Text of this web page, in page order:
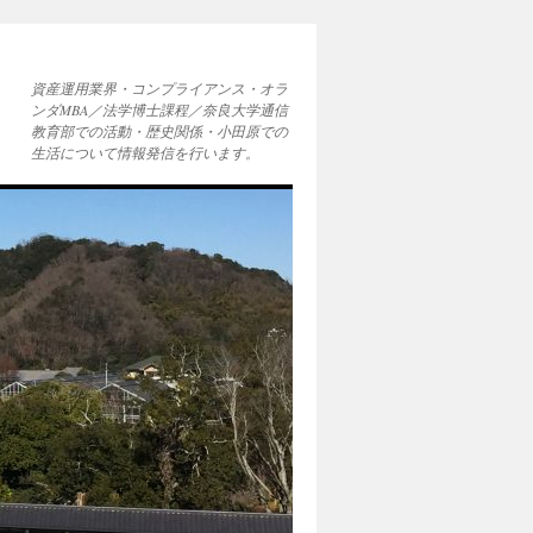
資産運用業界・コンプライアンス・オラ
ンダMBA／法学博士課程／奈良大学通信
教育部での活動・歴史関係・小田原での
生活について情報発信を行います。